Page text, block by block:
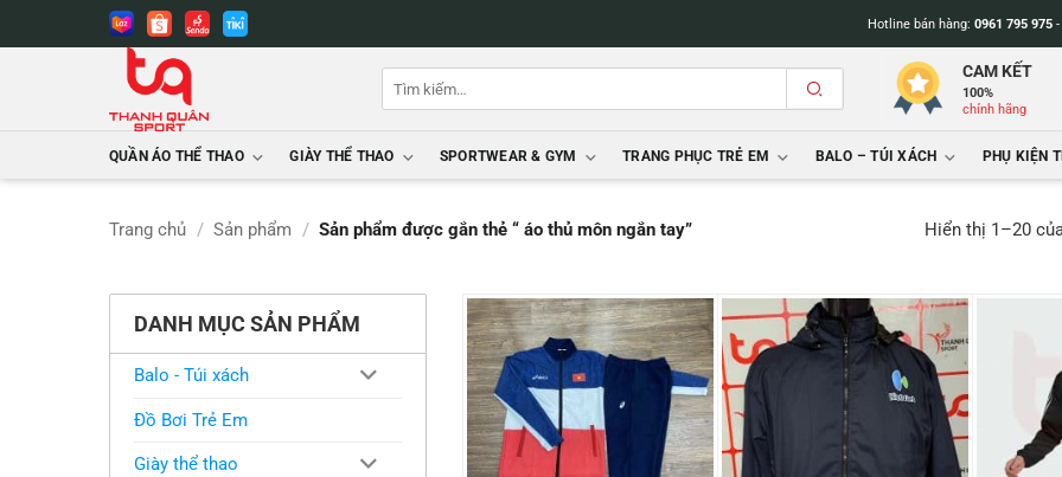
Hotline bán hàng: 0961 795 975-
Tìm
CAM KẾT
100%
chính hãng
QUẦN ÁO THỂ THAO GIÀY THỂ THAO SPORTWEAR & GYM TRANG PHỤC TRẺ EM BALO – TÚI XÁCH PHỤ KIỆN
Trang chủ / Sản phẩm / Sản phẩm được gắn thẻ “ áo thủ môn ngắn tay” Hiển thị 1–20
DANH MỤC SẢN PHẨM
Balo - Túi xách
Đồ Bơi Trẻ Em
Giày thể thao